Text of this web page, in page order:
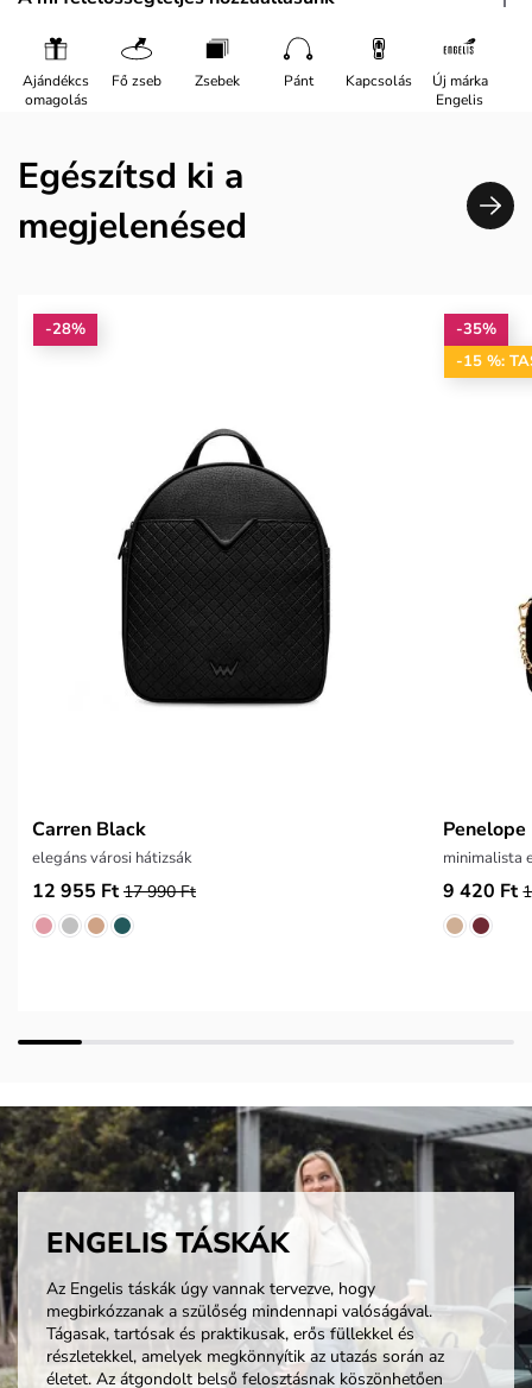
Ajándékcs
omagolás
Fő zseb Zsebek Pánt Kapcsolás
Új márka
Engelis
Egészítsd ki a
megjelenésed
-28%
Carren Black
elegáns városi hátizsák
12 955 Ft 17 990 Ft
-35%
-15 %:
minimalista
9 420 Ft
ENGELIS TÁSKÁK
Az Engelis táskák úgy vannak tervezve, hogy
megbirkózzanak a szülőség mindennapi valóságával.
Tágasak, tartósak és praktikusak, erős füllekkel és
részletekkel, amelyek megkönnyítik az utazás során az
életet. Az átgondolt belső felosztásnak köszönhetően